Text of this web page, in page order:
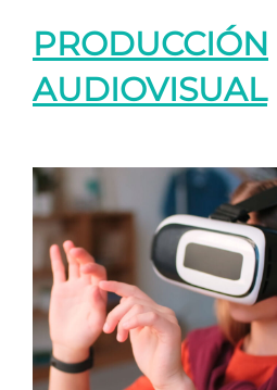
PRODUCCIÓN
AUDIOVISUAL